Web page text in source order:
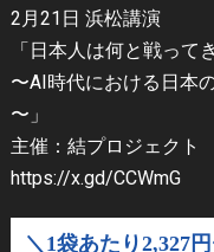
2月21日 浜松講演
「日本人は何と戦って
〜AI時代における日本
〜」
主催：結プロジェクト
https://x.gd/CCWmG